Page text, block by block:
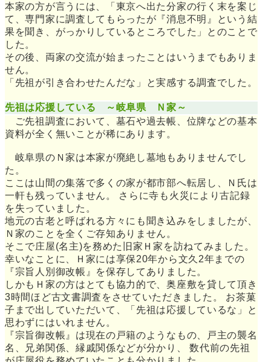
本家の方が言うには、「東京へ出た分家の行く末を案じ
て、専門家に調査してもらったが『消息不明』という結
果を聞き、がっかりしているところでした」とのことで
した。
その後、両家の交流が始まったことはいうまでもありま
せん。
「先祖が引き合わせたんだな」と実感する調査でした。
先祖は応援している ～岐阜県 Ｎ家～
ご先祖調査において、墓石や過去帳、位牌などの基本
資料が全く無いことが稀にあります。
岐阜県のＮ家は本家が廃絶し墓地もありませんでし
た。
ここは山間の集落で多くの家が都市部へ転居し、Ｎ氏は
一軒も残っていません。 さらに寺も火災により古記録
を失っていました。
地元の古老と呼ばれる方々にも聞き込みをしましたが、
Ｎ家のことを全くご存知ありません。
そこで庄屋(名主)を務めた旧家Ｈ家を訪ねてみました。
幸いなことに、Ｈ家には享保20年から文久2年までの
『宗旨人別御改帳』を保存してありました。
しかもＨ家の方はとても協力的で、奥座敷を貸して頂き
3時間ほど古文書調査をさせていただきました。 お茶菓
子まで出していただいて、「先祖は応援しているな」と
思わずにはいれません。
『宗旨御改帳』は現在の戸籍のようなもの、戸主の襲名
名、兄弟関係、縁戚関係などが分かり、 数代前の先祖